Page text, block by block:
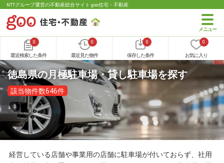
NTTグループ運営の不動産総合サイト goo住宅・不動産
0
最近検索した条件
0
最近見た物件
0
保存した条件
0
お気に入り
徳島県の月極駐車場・貸し駐車場を探す
該当物件数646件
経営している店舗や事業用の店舗に駐車場が付いておらず、社用